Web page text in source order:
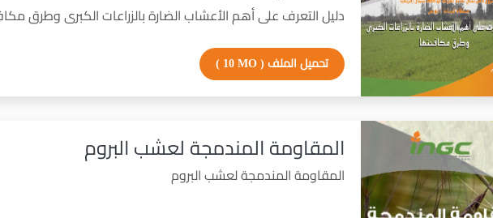
دليل التعرف على أهم الأعشاب الضارة بالزراعات الكبرى وطرق
تحميل الملف ( 10 MO )
المقاومة المندمجة لعشب البروم
المقاومة المندمجة لعشب البروم